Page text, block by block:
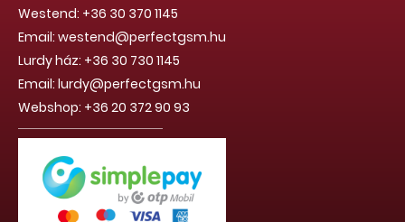
Westend: +36 30 370 1145
Email: westend@perfectgsm.hu
Lurdy ház: +36 30 730 1145
Email: lurdy@perfectgsm.hu
Webshop: +36 20 372 90 93